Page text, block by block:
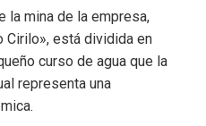
la mina de la empresa,
Cirilo», está dividida en
curso de agua que la
representa una